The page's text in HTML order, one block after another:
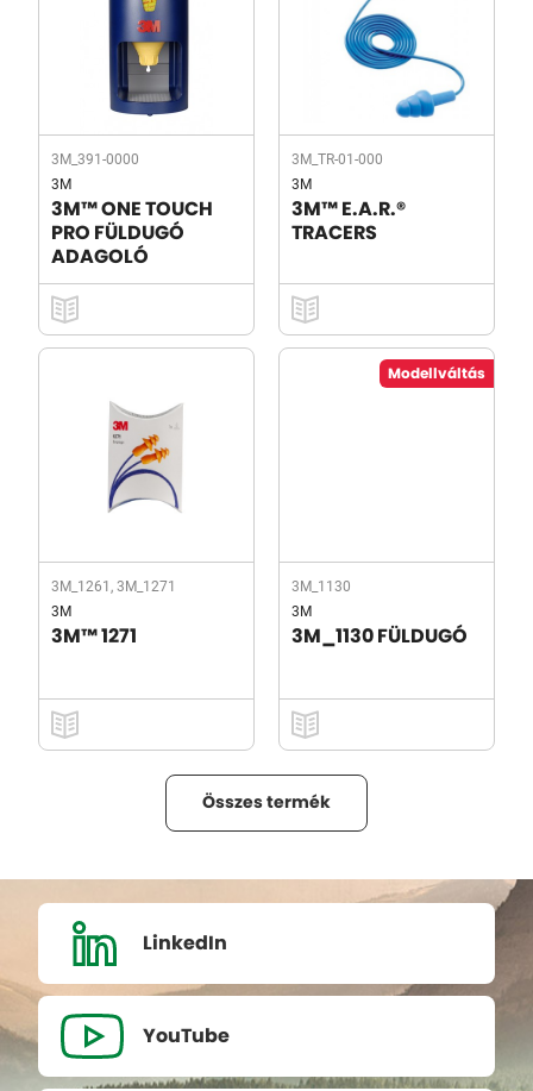
3M_391-0000
3M
3M™ ONE TOUCH
PRO FÜLDUGÓ
ADAGOLÓ
3M_TR-01-000
3M
3M™ E.A.R.®
TRACERS
3M_1261, 3M_1271
3M
3M™ 1271
Modellváltás
3M_1130
3M
3M_1130 FÜLDUGÓ
Összes termék
LinkedIn
YouTube